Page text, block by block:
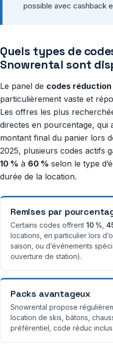
possible avec cashback
Quels types de
Snowrental sont
Le panel de codes
particulièrement vaste et
Les offres les plus
directes en pourcentage, qui
montant final du panier lors
2025, plusieurs codes actifs
10 % à 60 % selon le type
durée de la location.
Remises par
Certains codes offrent 10 %
locations, en particulier lors
saison, ou d’événements
ouverture de station).
Packs avantageux
Snowrental propose
location de skis, bâtons,
préférentiel, code réduc inclus.